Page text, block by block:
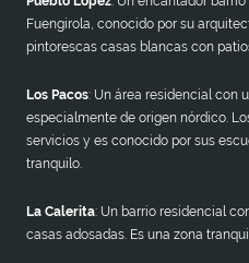
Fuengirola, conocido por su
pintorescas casas blancas con
Los Pacos: Un área residencial con
especialmente de origen nórdico.
servicios y es conocido por sus
tranquilo.
La Calerita: Un barrio residencial
casas adosadas. Es una zona